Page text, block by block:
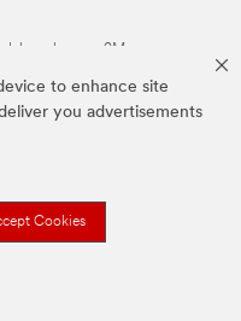
to enhance site
you advertisements
Cookies
van 3M.we